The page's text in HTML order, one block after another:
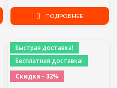
Comfee CDWI451 45см
встроенный встроенный
ПОДРОБНЕЕ
Быстрая доставка!
Бесплатная доставка!
Скидка - 32%